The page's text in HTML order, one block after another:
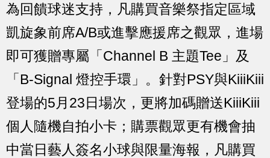
為回饋球迷支持，凡購買音樂祭指定區域
凱旋象前席A/B或進擊應援席之觀眾，進場
即可獲贈專屬「Channel B 主題Tee」及
「B-Signal 燈控手環」。針對PSY與KiiiKiii
登場的5月23日場次，更將加碼贈送KiiiKiii
個人隨機自拍小卡；購票觀眾更有機會抽
中當日藝人簽名小球與限量海報，凡購買